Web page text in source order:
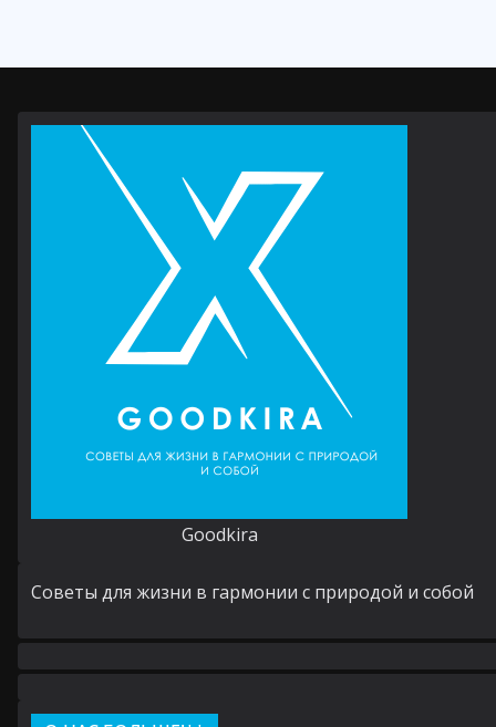
Goodkira
Cоветы для жизни в гармонии с природой и собой